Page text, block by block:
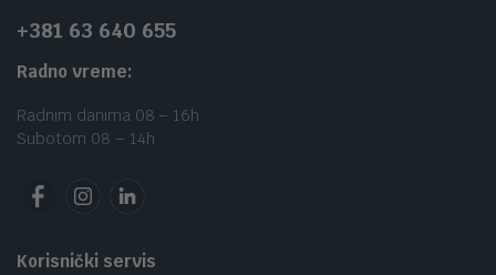
+381 63 640 655
Radno vreme:
Radnim danima 08 – 16h
Subotom 08 – 14h
Korisnički servis